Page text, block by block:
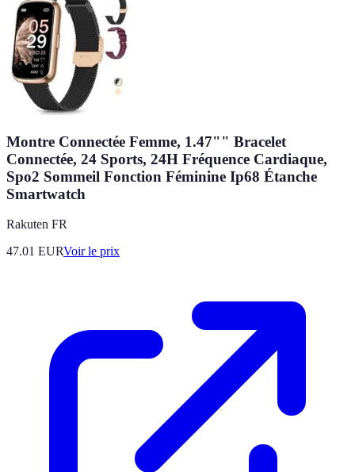
Montre Connectée Femme, 1.47"" Bracelet
Connectée, 24 Sports, 24H Fréquence Cardiaque,
Spo2 Sommeil Fonction Féminine Ip68 Étanche
Smartwatch
Rakuten FR
47.01 EURVoir le prix